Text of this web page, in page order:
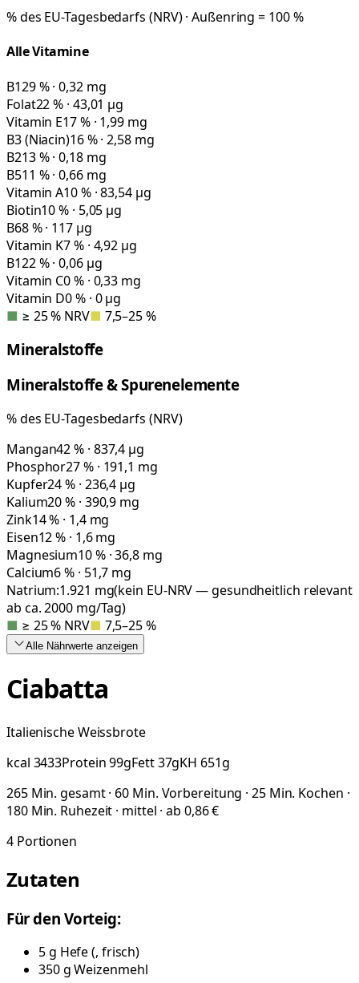
% des EU-Tagesbedarfs (NRV) · Außenring = 100 %
Alle Vitamine
B129 % · 0,32 mg
Folat22 % · 43,01 µg
Vitamin E17 % · 1,99 mg
B3 (Niacin)16 % · 2,58 mg
B213 % · 0,18 mg
B511 % · 0,66 mg
Vitamin A10 % · 83,54 µg
Biotin10 % · 5,05 µg
B68 % · 117 µg
Vitamin K7 % · 4,92 µg
B122 % · 0,06 µg
Vitamin C0 % · 0,33 mg
Vitamin D0 % · 0 µg
■ ≥ 25 % NRV■ 7,5–25 %
Mineralstoffe
Mineralstoffe & Spurenelemente
% des EU-Tagesbedarfs (NRV)
Mangan42 % · 837,4 µg
Phosphor27 % · 191,1 mg
Kupfer24 % · 236,4 µg
Kalium20 % · 390,9 mg
Zink14 % · 1,4 mg
Eisen12 % · 1,6 mg
Magnesium10 % · 36,8 mg
Calcium6 % · 51,7 mg
Natrium:1.921 mg(kein EU-NRV — gesundheitlich relevant
ab ca. 2000 mg/Tag)
■ ≥ 25 % NRV■ 7,5–25 %
Alle Nährwerte anzeigen
Ciabatta
Italienische Weissbrote
kcal 3433Protein99gFett37gKH 651g
265 Min. gesamt · 60 Min. Vorbereitung · 25 Min. Kochen ·
180 Min. Ruhezeit · mittel · ab 0,86 €
4 Portionen
Zutaten
Für den Vorteig:
5g Hefe(, frisch)
350gWeizenmehl